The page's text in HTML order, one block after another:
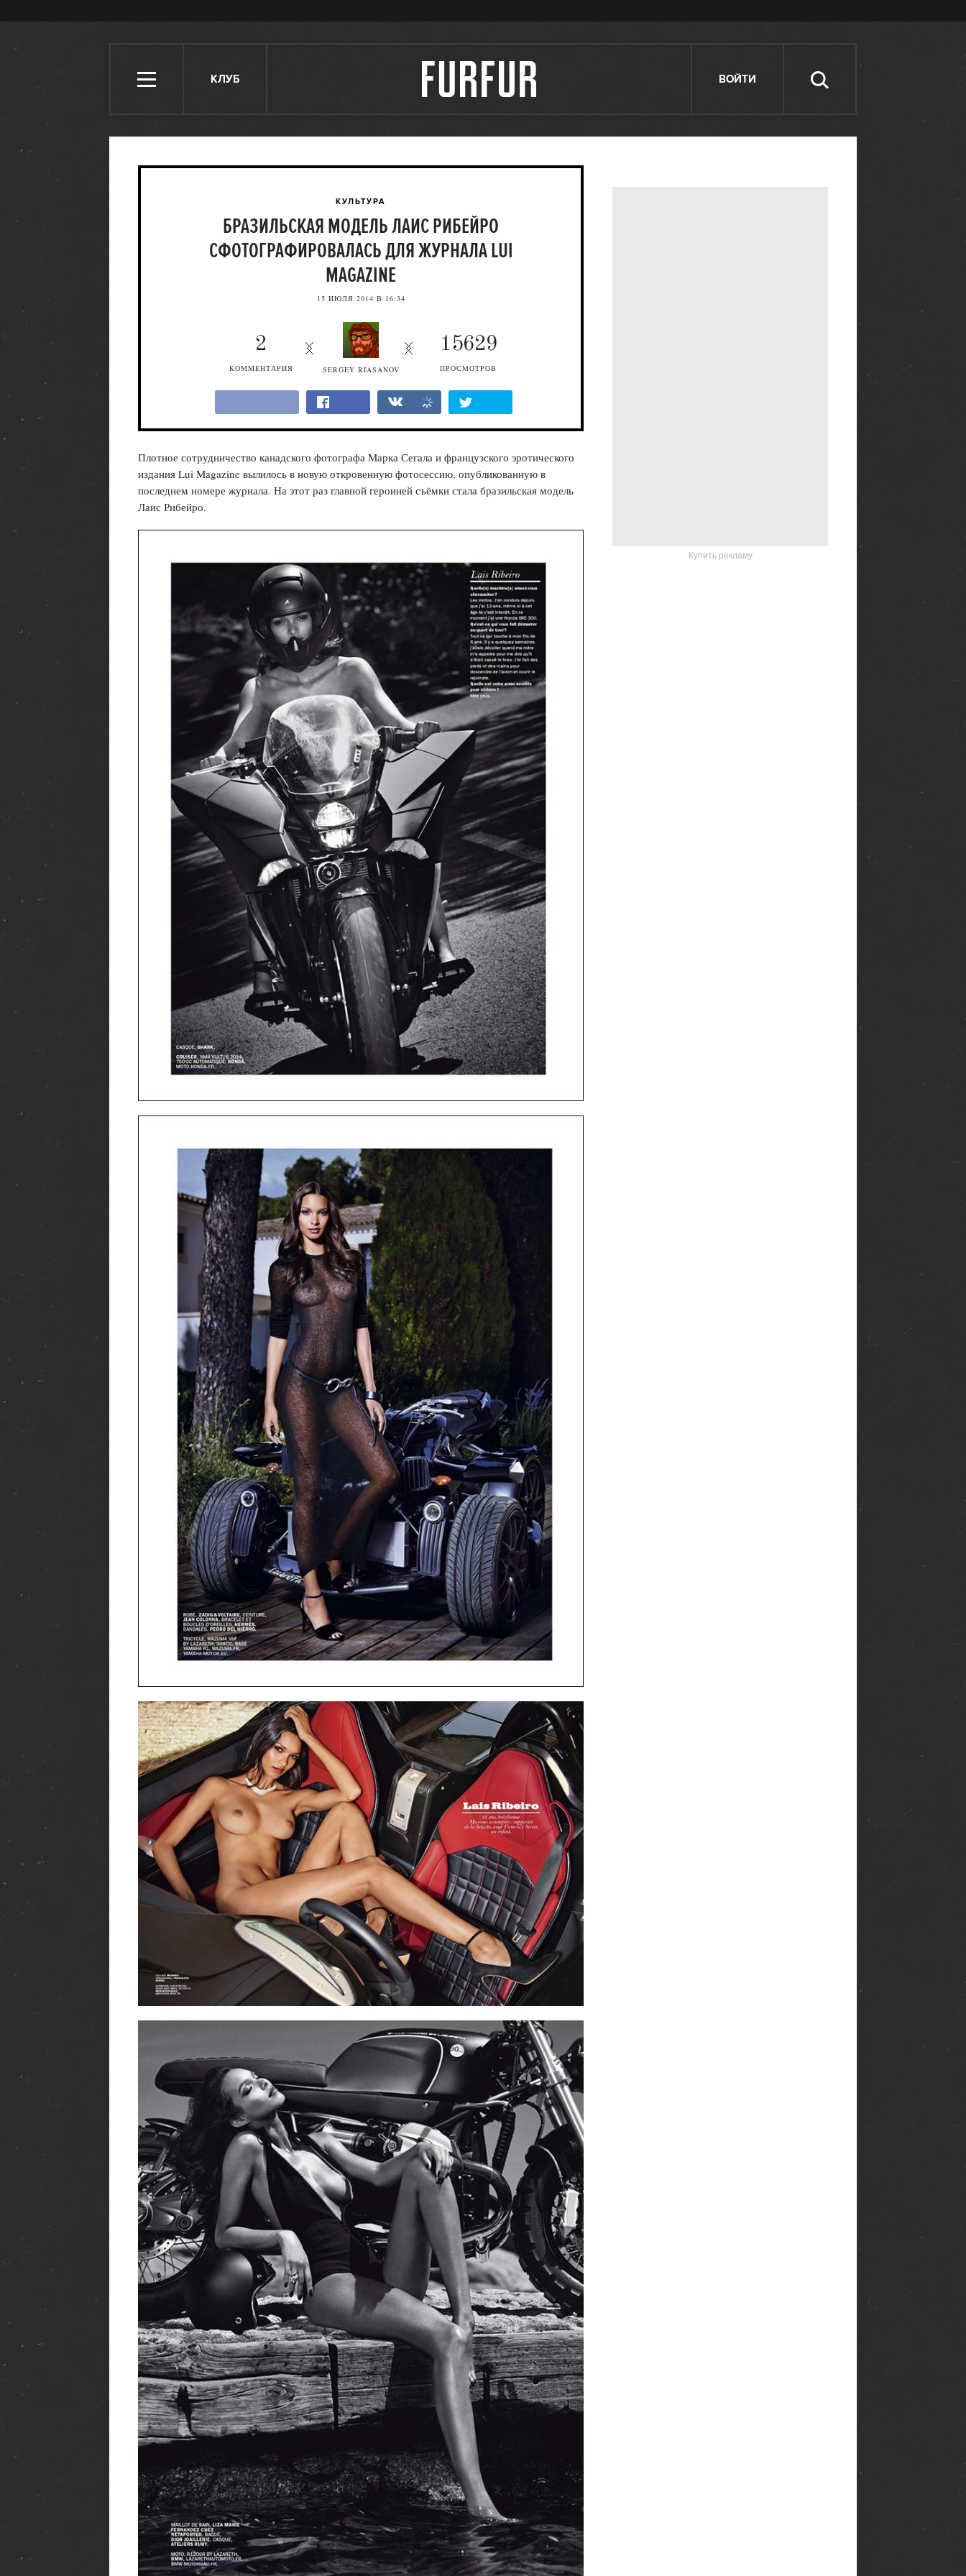
КЛУБ ВОЙТИ
КУЛЬТУРА
БРАЗИЛЬСКАЯ МОДЕЛЬ ЛАИС РИБЕЙРО
СФОТОГРАФИРОВАЛАСЬ ДЛЯ ЖУРНАЛА LUI
MAGAZINE
15 ИЮЛЯ 2014 В 16:34
SERGEY RIASANOV
15629
ПРОСМОТРОВ
2
КОММЕНТАРИЯ
Плотное сотрудничество канадского фотографа Марка Сегала и французского эротического
издания Lui Magazine вылилось в новую откровенную фотосессию, опубликованную в
последнем номере журнала. На этот раз главной героиней съёмки стала бразильская модель
Лаис Рибейро.
Купить рекламу